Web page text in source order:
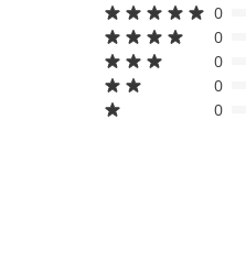
0
0
0
0
0